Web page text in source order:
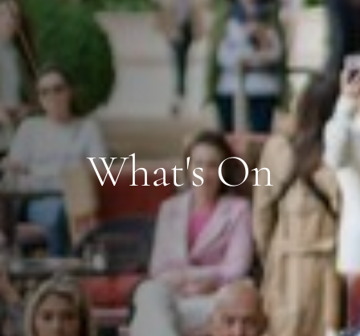
What's On